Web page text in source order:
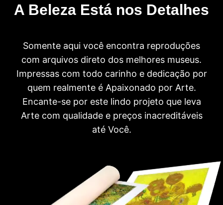
A Beleza Está nos Detalhes
Somente aqui você encontra reproduções
com arquivos direto dos melhores museus.
Impressas com todo carinho e dedicação por
quem realmente é Apaixonado por Arte.
Encante-se por este lindo projeto que leva
Arte com qualidade e preços inacreditáveis
até Você.